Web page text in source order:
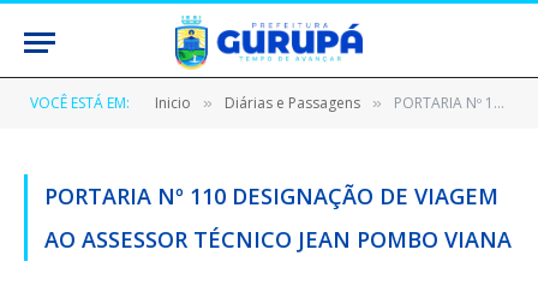
VOCÊ ESTÁ EM: Inicio » Diárias e Passagens » PORTARIA Nº 110 DESIGNAÇÃO DE VIAGEM AO ASSESSOR TÉCNICO JEAN POMBO VIANA
PORTARIA Nº 110 DESIGNAÇÃO DE VIAGEM
AO ASSESSOR TÉCNICO JEAN POMBO VIANA